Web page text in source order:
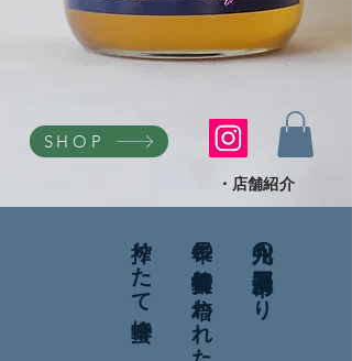
SHOP
・店舗紹介
九州の福岡県八女市より
長年の養蜂技術に培われた
搾りたて蜂蜜